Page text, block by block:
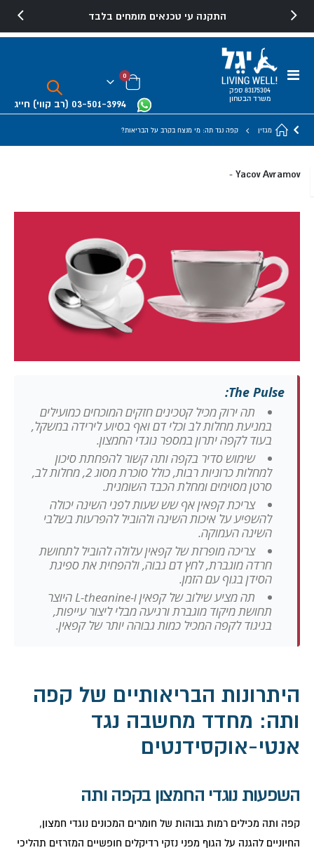
התקנה עי טכנאים מומחים בלבד
משלוח והרכבה חינם למוצרים נבחרים
Toggle
83175304 ספק
משרד הבטחון
03-501-3994 (רב קווי) חייג
Cart
0פריטים
מגזין קפה נגד תה: מי מנצח בקרב על הבריאות?
Yacov Avramov
-
The Pulse:
תה ירוק מכיל קטכינים חזקים המוכחים כמועילים
במניעת מחלות לב וכלי דם ואף בסיוע לירידה במשקל,
בעוד לקפה יתרון במספר נוגדי החמצון.
שימוש סדיר בקפה ותה קשור להפחתת סיכון
למחלות כרוניות רבות, כולל סוכרת מסוג 2, מחלות לב,
סרטן מסוימים ומחלת הכבד השומנית.
צריכת קפאין אף שש שעות לפני השינה יכולה
להשפיע על איכות השינה ולהוביל להפרעות בשלבי
השינה העמוקה.
צריכה מופרזת של קפאין עלולה להוביל לתחושת
חרדה מוגברת, לחץ דם גבוה, ולהפחית את ספיגת
הסידן בגוף עם הזמן.
תה מציע שילוב של קפאין ו-L-theanine היוצר
תחושת מיקוד מוגברת ורגיעה מבלי ליצור עייפות,
בניגוד לקפה המכיל כמות גבוהה יותר של קפאין.
היתרונות הבריאותיים של קפה
ותה: מחדד מחשבה נגד
אנטי-אוקסידנטים
השפעות נוגדי החמצון בקפה ותה
קפה ותה מכילים רמות גבוהות של חומרים המכונים נוגדי חמצון,
החיוניים להגנה על הגוף מפני נזקי רדיקלים חופשיים המזרזים תהליכי